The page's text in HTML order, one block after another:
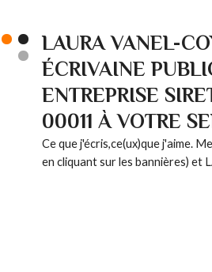
LAURA VANEL-
ÉCRIVAINE
ENTREPRISE
00011 À VOTRE
Ce que j'écris,ce(ux)que j'aime.
en cliquant sur les bannières) et